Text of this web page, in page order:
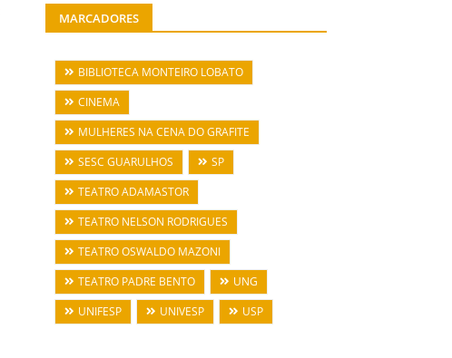
MARCADORES
BIBLIOTECA MONTEIRO LOBATO
CINEMA
MULHERES NA CENA DO GRAFITE
SESC GUARULHOS
SP
TEATRO ADAMASTOR
TEATRO NELSON RODRIGUES
TEATRO OSWALDO MAZONI
TEATRO PADRE BENTO
UNG
UNIFESP
UNIVESP USP